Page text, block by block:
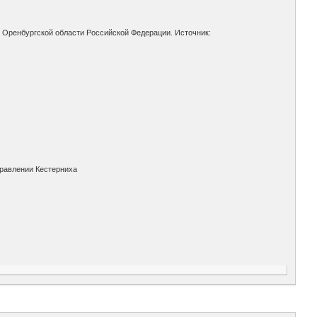
области Российской Федерации. Источник:
Кестерниха